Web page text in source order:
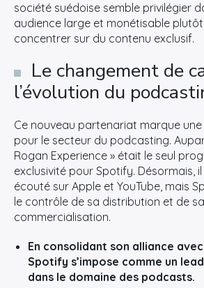
société suédoise semble privilégier
audience large et monétisable
concentrer sur du contenu exclusif.
Le changement de
l’évolution du
Ce nouveau partenariat marque
pour le secteur du podcasting.
Rogan Experience » était le seul
exclusivité pour Spotify. Désormais,
écouté sur Apple et YouTube, mais
le contrôle de sa distribution et de sa
commercialisation.
En consolidant son alliance
Spotify s’impose comme un
dans le domaine des podcasts.